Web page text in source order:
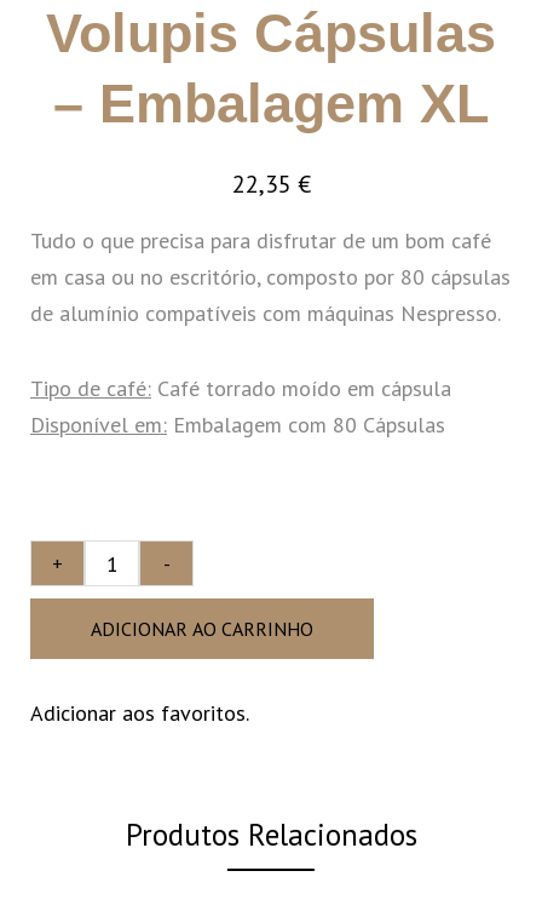
Volupis Cápsulas
– Embalagem XL
22,35 €
Tudo o que precisa para disfrutar de um bom café
em casa ou no escritório, composto por 80 cápsulas
de alumínio compatíveis com máquinas Nespresso.
Tipo de café: Café torrado moído em cápsula
Disponível em: Embalagem com 80 Cápsulas
+ -
ADICIONAR AO CARRINHO
Adicionar aos favoritos.
Produtos Relacionados